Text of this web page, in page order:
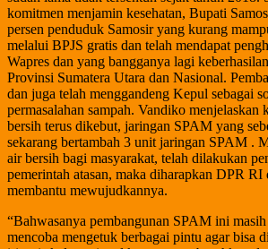
komitmen menjamin kesehatan, Bupati
persen penduduk Samosir yang kurang
melalui BPJS gratis dan telah mendapat
Wapres dan yang bangganya lagi
Provinsi Sumatera Utara dan Nasional.
dan juga telah menggandeng Kepul sebagai
permasalahan sampah. Vandiko menjelaskan
bersih terus dikebut, jaringan SPAM yang
sekarang bertambah 3 unit jaringan SPAM .
air bersih bagi masyarakat, telah dilakukan
pemerintah atasan, maka diharapkan DPR
membantu mewujudkannya.
“Bahwasanya pembangunan SPAM ini
mencoba mengetuk berbagai pintu agar bisa